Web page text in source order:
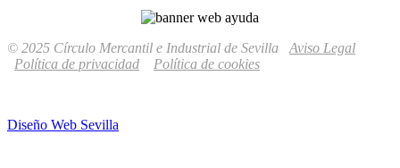
© 2025 Círculo Mercantil e Industrial de Sevilla Aviso Legal
Política de privacidad
Política de cookies
Diseño Web Sevilla